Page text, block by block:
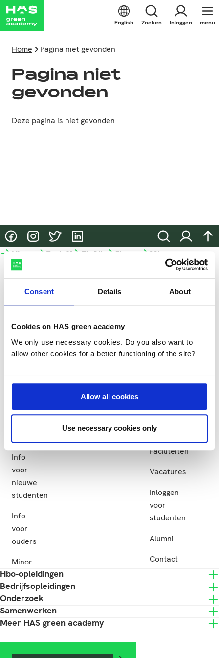
Consent Details About
Cookies on HAS green academy
We only use necessary cookies. Do you also want to
allow other cookies for a better functioning of the site?
Allow all cookies
Use necessary cookies only
English Zoeken Inloggen menu
Home Pagina niet gevonden
Pagina niet
gevonden
Deze pagina is niet gevonden
@HASgreenacademy
@HASgreenacademy
@greenacademyHAS
@HASgreenacademy ZoekenInloggen
Hbo-
opleidingen
events
Hulp
studiekeuze
aan
Info
voor
nieuwe
studenten
Info
voor
ouders
Minor
Bedrijfsopleidingen
Incompany
en
Praktische
informatie
Microcredentials
Slim-
Subsidie
Onderzoek
Lectoraten
Samenwerken
Samenwerken
Partnerbedrijven
Meer
HAS
green
academy
HAS
green
Nieuws
Evenementen
Faciliteiten
Vacatures
Inloggen
voor
studenten
Alumni
Contact
Hbo-opleidingen
Bedrijfsopleidingen
Onderzoek
Samenwerken
Meer HAS green academy